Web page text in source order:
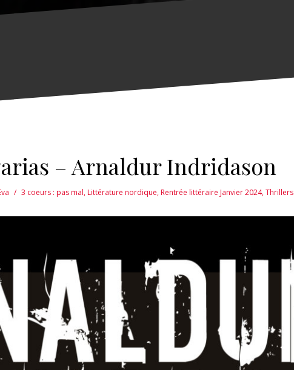
– Arnaldur Indridason
3 coeurs : pas mal,Littérature nordique,Rentrée littéraire Janvier 2024,Thrillers